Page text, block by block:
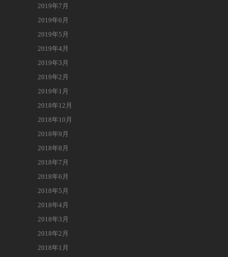
2019年7月
2019年6月
2019年5月
2019年4月
2019年3月
2019年2月
2019年1月
2018年12月
2018年10月
2018年9月
2018年8月
2018年7月
2018年6月
2018年5月
2018年4月
2018年3月
2018年2月
2018年1月